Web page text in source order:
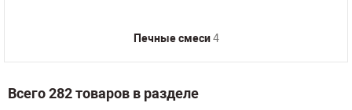
Печные смеси4
Всего 282 товаров в разделе